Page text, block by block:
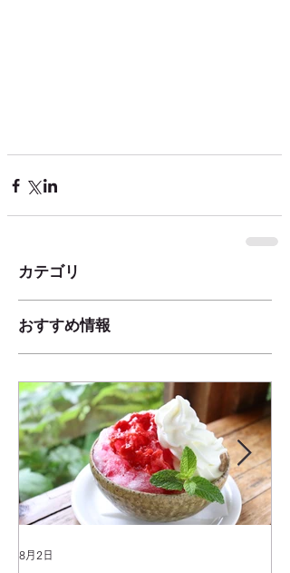
カテゴリ
おすすめ情報
8月2日